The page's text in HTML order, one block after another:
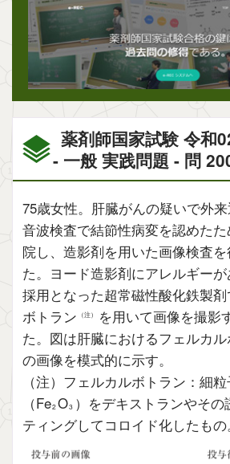
薬剤師国家試験 令和
- 一般 実践問題 - 問
75歳女性。肝臓がんの疑いで外
音波検査で結節性病変を認めた
院し、造影剤を用いた画像検査
た。ヨード造影剤にアレルギーが
採用となった超常磁性酸化鉄製
ボトラン （注）
を用いて画像を撮影
た。図は肝臓におけるフェルカ
の画像を模式的に示す。
（注）フェルカルボトラン：細
（Fe2O3 ）をデキストランやそ
ティングしてコロイド化したもの